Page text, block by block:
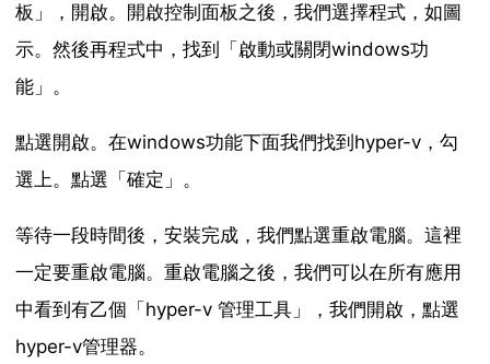
板」，開啟。開啟控制面板之後，我們選擇程式，如圖
示。然後再程式中，找到「啟動或關閉windows功
能」。
點選開啟。在windows功能下面我們找到hyper-v，勾
選上。點選「確定」。
等待一段時間後，安裝完成，我們點選重啟電腦。這裡
一定要重啟電腦。重啟電腦之後，我們可以在所有應用
中看到有乙個「hyper-v 管理工具」，我們開啟，點選
hyper-v管理器。